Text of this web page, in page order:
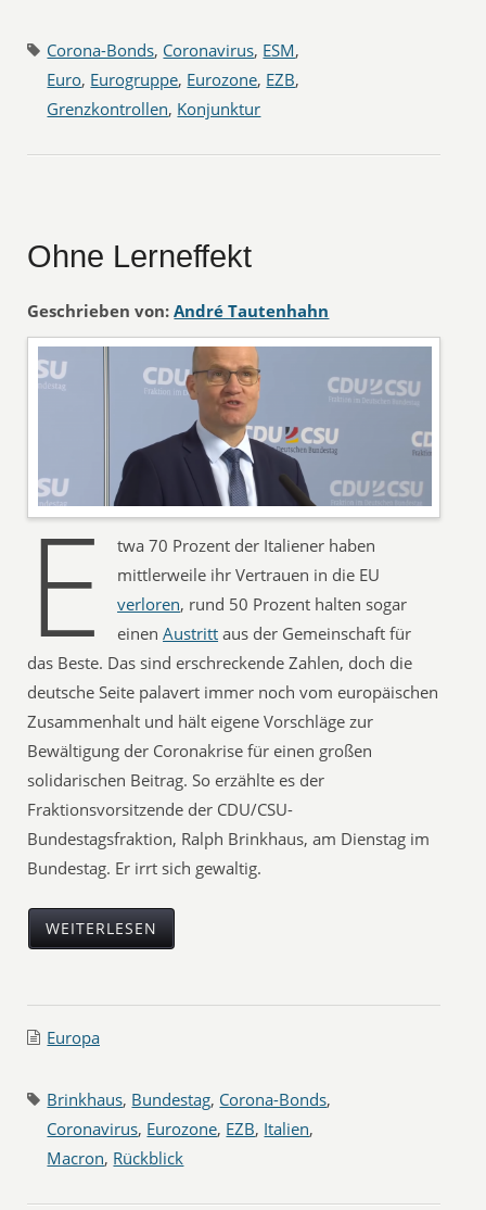
Corona-Bonds, Coronavirus, ESM,
Euro, Eurogruppe, Eurozone, EZB,
Grenzkontrollen, Konjunktur
Ohne Lerneffekt
Geschrieben von: André Tautenhahn
E
twa 70 Prozent der Italiener haben
mittlerweile ihr Vertrauen in die EU
verloren, rund 50 Prozent halten sogar
einenAustritt aus der Gemeinschaft für
das Beste. Das sind erschreckende Zahlen, doch die
deutsche Seite palavert immer noch vom europäischen
Zusammenhalt und hält eigene Vorschläge zur
Bewältigung der Coronakrise für einen großen
solidarischen Beitrag. So erzählte es der
Fraktionsvorsitzende der CDU/CSU-
Bundestagsfraktion, Ralph Brinkhaus, am Dienstag im
Bundestag. Er irrt sich gewaltig.
WEITERLESEN
Europa
Brinkhaus, Bundestag, Corona-Bonds,
Coronavirus, Eurozone, EZB, Italien,
Macron, Rückblick